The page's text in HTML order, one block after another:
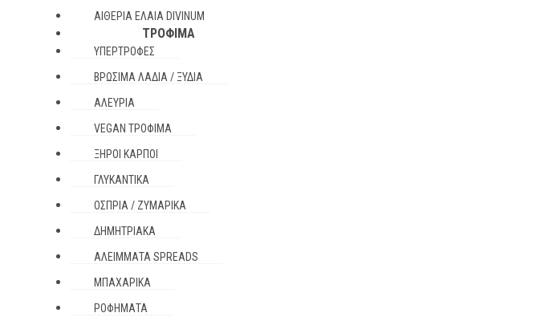
ΑΙΘΈΡΙΑ ΈΛΑΙΑ DIVINUM
ΤΡΌΦΙΜΑ
ΥΠΕΡΤΡΟΦΈΣ
ΒΡΏΣΙΜΑ ΛΆΔΙΑ / ΞΎΔΙΑ
ΑΛΕΎΡΙΑ
VEGAN ΤΡΌΦΙΜΑ
ΞΗΡΟΊ ΚΑΡΠΟΊ
ΓΛΥΚΑΝΤΙΚΆ
ΌΣΠΡΙΑ / ΖΥΜΑΡΙΚΆ
ΔΗΜΗΤΡΙΑΚΆ
ΑΛΕΊΜΜΑΤΑ SPREADS
ΜΠΑΧΑΡΙΚΆ
ΡΟΦΉΜΑΤΑ